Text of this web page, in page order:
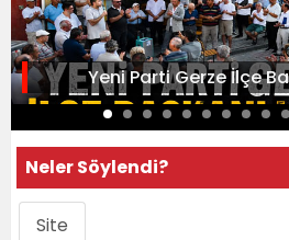
Yeni Parti Gerze İlçe
Neler Söylendi?
Site